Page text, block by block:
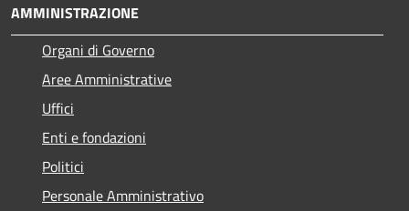
AMMINISTRAZIONE
Organi di Governo
Aree Amministrative
Uffici
Enti e fondazioni
Politici
Personale Amministrativo